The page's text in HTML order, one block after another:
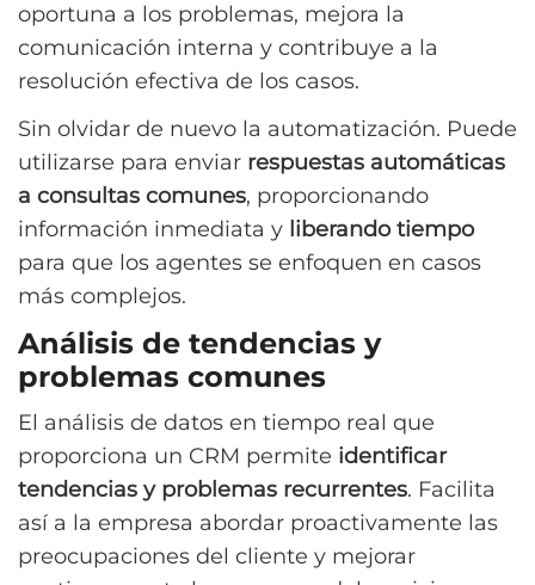
oportuna a los problemas, mejora la
comunicación interna y contribuye a la
resolución efectiva de los casos.
Sin olvidar de nuevo la automatización. Puede
utilizarse para enviar respuestas automáticas
a consultas comunes, proporcionando
información inmediata y liberando tiempo
para que los agentes se enfoquen en casos
más complejos.
Análisis de tendencias y
problemas comunes
El análisis de datos en tiempo real que
proporciona un CRM permite identificar
tendencias y problemas recurrentes. Facilita
así a la empresa abordar proactivamente las
preocupaciones del cliente y mejorar